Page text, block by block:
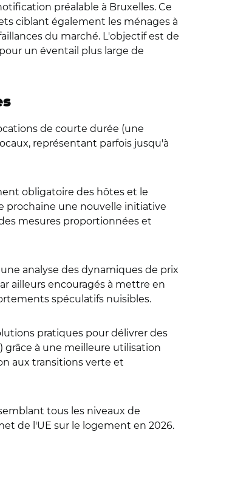
préalable à Bruxelles. Ce
ciblant également les ménages à
du marché. L'objectif est de
un éventail plus large de
de courte durée (une
représentant parfois jusqu'à
obligatoire des hôtes et le
prochaine une nouvelle initiative
mesures proportionnées et
analyse des dynamiques de prix
ailleurs encouragés à mettre en
spéculatifs nuisibles.
pratiques pour délivrer des
grâce à une meilleure utilisation
aux transitions verte et
tous les niveaux de
de l'UE sur le logement en 2026.